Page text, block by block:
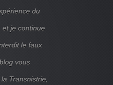
du
et je continue
le faux
vous
Transnistrie,